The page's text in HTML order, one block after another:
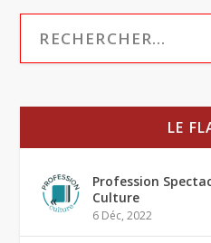
LE
Profession
Culture
6 Déc, 2022